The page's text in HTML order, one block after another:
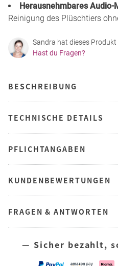
Herausnehmbares
Reinigung des Plüschtiers
Sandra hat dieses Produkt
Hast du Fragen?
BESCHREIBUNG
TECHNISCHE DETAILS
PFLICHTANGABEN
KUNDENBEWERTUNGEN
FRAGEN & ANTWORTEN
— Sicher bezahlt,